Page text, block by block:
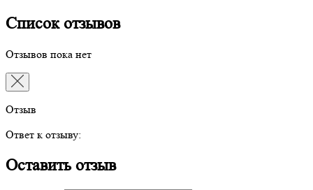
Список отзывов
Отзывов пока нет
Отзыв
Ответ к отзыву:
Оставить отзыв